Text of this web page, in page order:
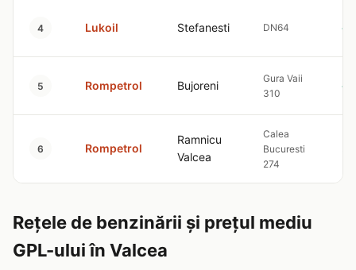
4 Lukoil Stefanesti DN64
5 Rompetrol Bujoreni
Gura Vaii
310
6 Rompetrol
Ramnicu
Valcea
Calea
Bucuresti
274
Rețele de benzinării și prețul mediu
GPL-ului în Valcea